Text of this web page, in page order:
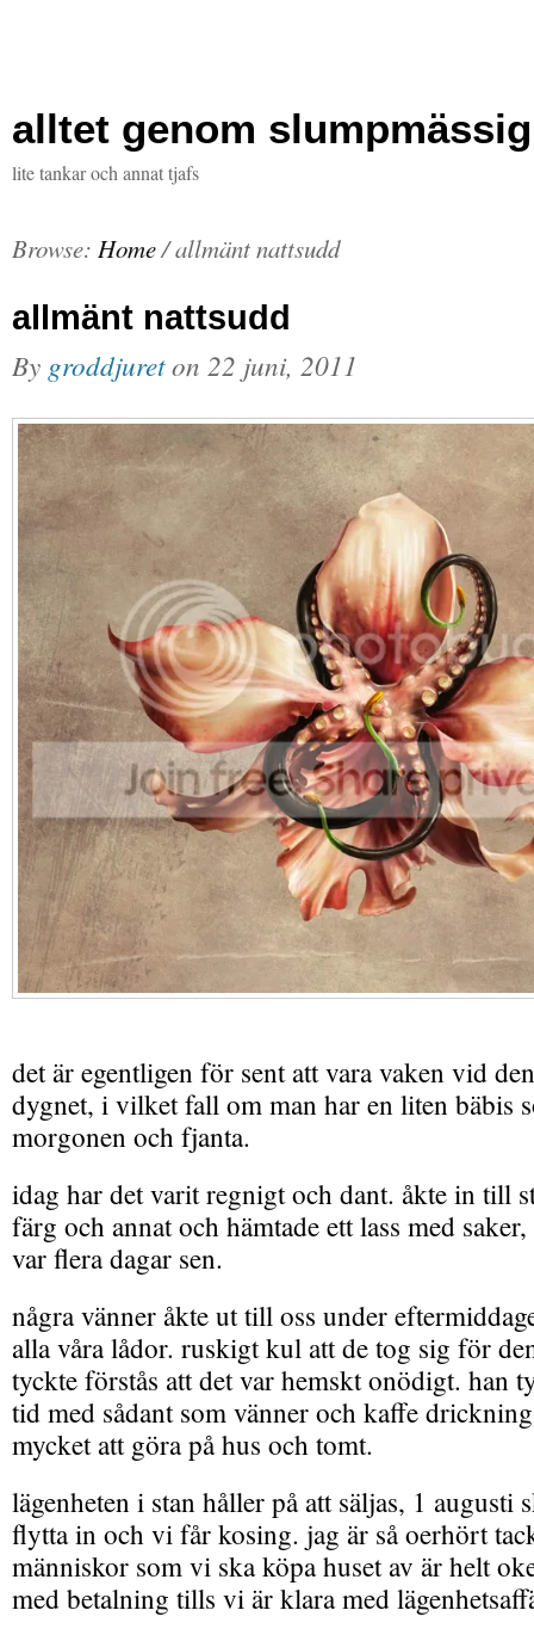
alltet genom
lite tankar och annat tjafs
Browse: Home/allmänt nattsudd
allmänt nattsudd
By groddjureton 22 juni, 2011
det är egentligen för sent att vara vaken vid
dygnet, i vilket fall om man har en liten bäbis
morgonen och fjanta.
idag har det varit regnigt och dant. åkte in till
färg och annat och hämtade ett lass med
var flera dagar sen.
några vänner åkte ut till oss under
alla våra lådor. ruskigt kul att de tog sig för
tyckte förstås att det var hemskt onödigt. han
tid med sådant som vänner och kaffe
mycket att göra på hus och tomt.
lägenheten i stan håller på att säljas, 1 augusti
flytta in och vi får kosing. jag är så oerhört
människor som vi ska köpa huset av är helt
med betalning tills vi är klara med